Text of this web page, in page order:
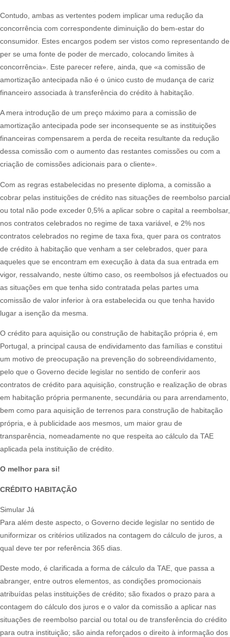
Contudo, ambas as vertentes podem implicar uma redução da
concorrência com correspondente diminuição do bem-estar do
consumidor. Estes encargos podem ser vistos como representando de
per se uma fonte de poder de mercado, colocando limites à
concorrência». Este parecer refere, ainda, que «a comissão de
amortização antecipada não é o único custo de mudança de cariz
financeiro associada à transferência do crédito à habitação.​
A mera introdução de um preço máximo para a comissão de
amortização antecipada pode ser inconsequente se as instituições
financeiras compensarem a perda de receita resultante da redução
dessa comissão com o aumento das restantes comissões ou com a
criação de comissões adicionais para o cliente».​
Com as regras estabelecidas no presente diploma, a comissão a
cobrar pelas instituições de crédito nas situações de reembolso parcial
ou total não pode exceder 0,5% a aplicar sobre o capital a reembolsar,
nos contratos celebrados no regime de taxa variável, e 2% nos
contratos celebrados no regime de taxa fixa, quer para os contratos
de crédito à habitação que venham a ser celebrados, quer para
aqueles que se encontram em execução à data da sua entrada em
vigor, ressalvando, neste último caso, os reembolsos já efectuados ou
as situações em que tenha sido contratada pelas partes uma
comissão de valor inferior à ora estabelecida ou que tenha havido
lugar a isenção da mesma.​
O crédito para aquisição ou construção de habitação própria é, em
Portugal, a principal causa de endividamento das famílias e constitui
um motivo de preocupação na prevenção do sobreendividamento,
pelo que o Governo decide legislar no sentido de conferir aos
contratos de crédito para aquisição, construção e realização de obras
em habitação própria permanente, secundária ou para arrendamento,
bem como para aquisição de terrenos para construção de habitação
própria, e à publicidade aos mesmos, um maior grau de
transparência, nomeadamente no que respeita ao cálculo da TAE
aplicada pela instituição de crédito.​
O melhor para si!
CRÉDITO HABITAÇÃO
Simular Já
Para além deste aspecto, o Governo decide legislar no sentido de
uniformizar os critérios utilizados na contagem do cálculo de juros, a
qual deve ter por referência 365 dias.​
Deste modo, é clarificada a forma de cálculo da TAE, que passa a
abranger, entre outros elementos, as condições promocionais
atribuídas pelas instituições de crédito; são fixados o prazo para a
contagem do cálculo dos juros e o valor da comissão a aplicar nas
situações de reembolso parcial ou total ou de transferência do crédito
para outra instituição; são ainda reforçados o direito à informação dos